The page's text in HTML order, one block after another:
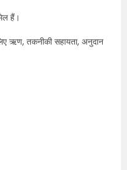
हैं।
ऋण, तकनीकी सहायता, अनुदान